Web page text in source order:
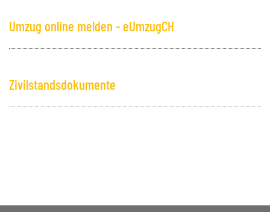
Umzug online melden - eUmzugCH­
Zivilstandsdokumente